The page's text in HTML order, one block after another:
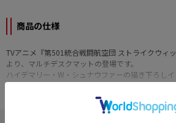
商品の仕様
TVアニメ『第501統合戦闘航空団 ストライクウィッ
より、マルチデスクマットの登場です。
ハイデマリー・W・シュナウファーの描き下ろし
トに仕上げました。
デスクに敷いたり、お部屋に飾ったり、キャラク